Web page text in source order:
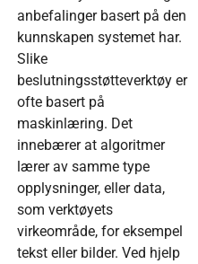
anbefalinger basert på den
kunnskapen systemet har.
Slike
beslutningsstøtteverktøy er
ofte basert på
maskinlæring. Det
innebærer at algoritmer
lærer av samme type
opplysninger, eller data,
som verktøyets
virkeområde, for eksempel
tekst eller bilder. Ved hjelp